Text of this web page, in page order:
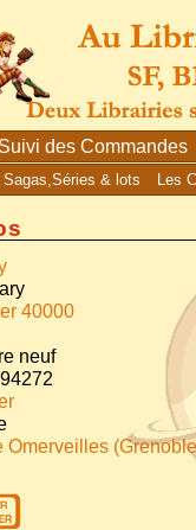
Suivi des Commandes
Sagas,Séries & lots Les
40000
neuf
Omerveilles